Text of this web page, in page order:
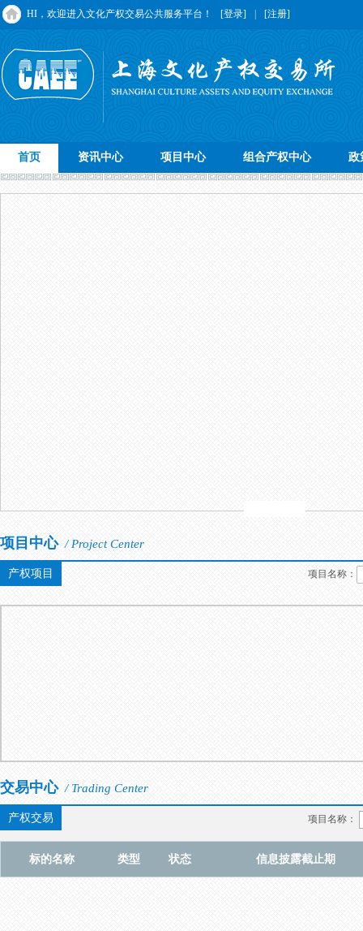
HI，欢迎进入文化产权交易公共服务平台！ [登录] [注册]
首页 资讯中心 项目中心 组合产权中心 政
项目中心 / Project Center
产权项目 项目名称：
交易中心 / Trading Center
产权交易 项目名称：
标的名称 类型 状态 信息披露截止期